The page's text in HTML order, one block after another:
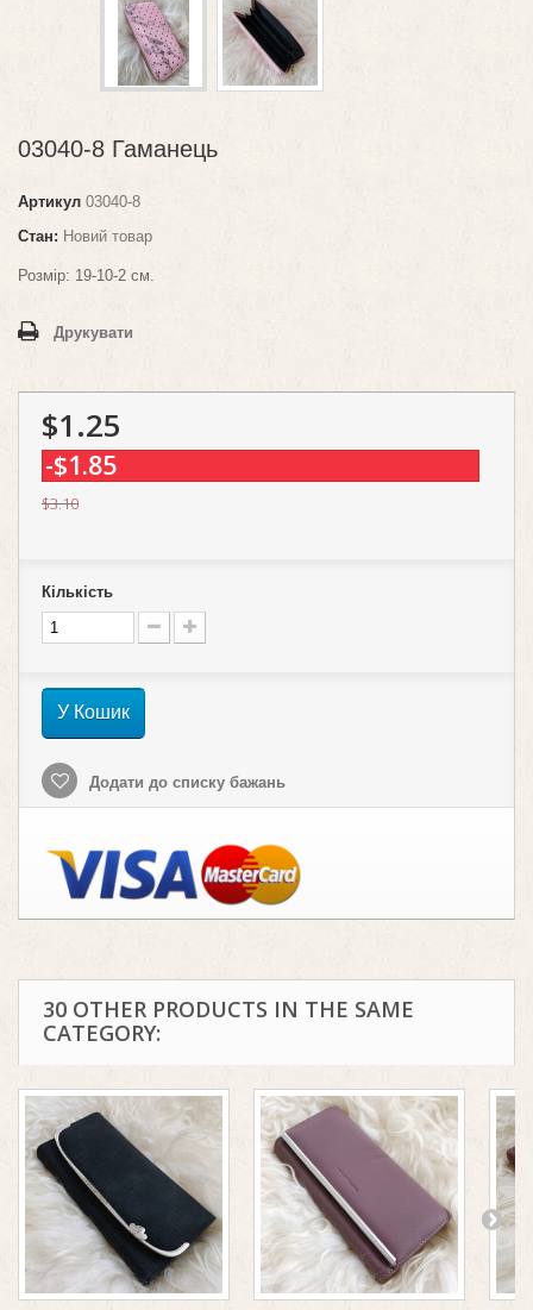
03040-8 Гаманець
Артикул 03040-8
Стан: Новий товар
Розмір: 19-10-2 см.
Друкувати
$1.25
-$1.85
$3.10
Кількість
У Кошик
Додати до списку бажань
30 OTHER PRODUCTS IN THE SAME
CATEGORY: